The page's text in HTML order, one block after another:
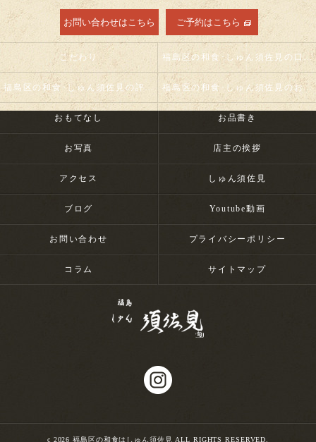
お問い合わせはこちら ご予約はこちら
こだわり 福島区の和食･しゅん須佐見の口コミ情報
福島区の和食･しゅん須佐見の評判 福島区の和食･しゅん須佐見のお客様の声
おもてなし お品書き
お写真 店主の挨拶
アクセス しゅん須佐見
ブログ Youtube動画
お問い合わせ プライバシーポリシー
コラム サイトマップ
c 2026 福島区の和食はしゅん須佐見 ALL RIGHTS RESERVED.